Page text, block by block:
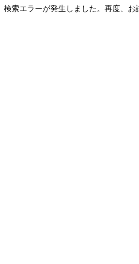
検索エラーが発生しました。再度、お